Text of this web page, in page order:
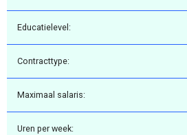
Educatielevel:
Contracttype:
Maximaal salaris:
Uren per week: